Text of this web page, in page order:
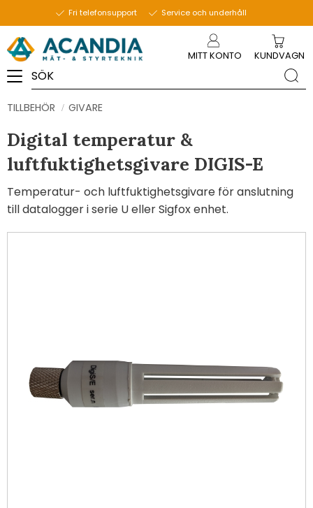
Fri telefonsupport Service och underhåll
MITT KONTO KUNDVAGN
TILLBEHÖR GIVARE
Digital temperatur &
luftfuktighetsgivare DIGIS-E
Temperatur- och luftfuktighetsgivare för anslutning
till datalogger i serie U eller Sigfox enhet.